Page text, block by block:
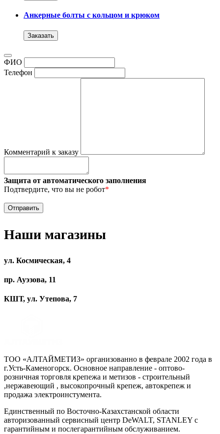
Анкерные болты с кольцом и крюком
Заказать
ФИО
Телефон
Комментарий к заказу
Защита от автоматического заполнения
Подтвердите, что вы не робот*
Наши магазины
ул. Космическая, 4
пр. Ауэзова, 11
КШТ, ул. Утепова, 7
ТОО «АЛТАЙМЕТИЗ» организованно в феврале 2002 года в
г.Усть-Каменогорск. Основное направление - оптово-
розничная торговля крепежа и метизов - строительный
,нержавеющий , высокопрочный крепеж, автокрепеж и
продажа электроинстумента.
Единственный по Восточно-Казахстанской области
авторизованный сервисный центр DeWALT, STANLEY с
гарантийным и послегарантийным обслуживанием.